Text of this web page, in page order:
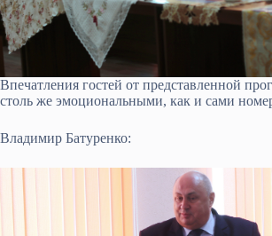
Впечатления гостей от представленной
столь же эмоциональными, как и сами
Владимир Батуренко: